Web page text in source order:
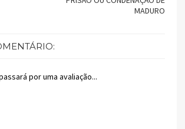
MADURO
por uma avaliação...